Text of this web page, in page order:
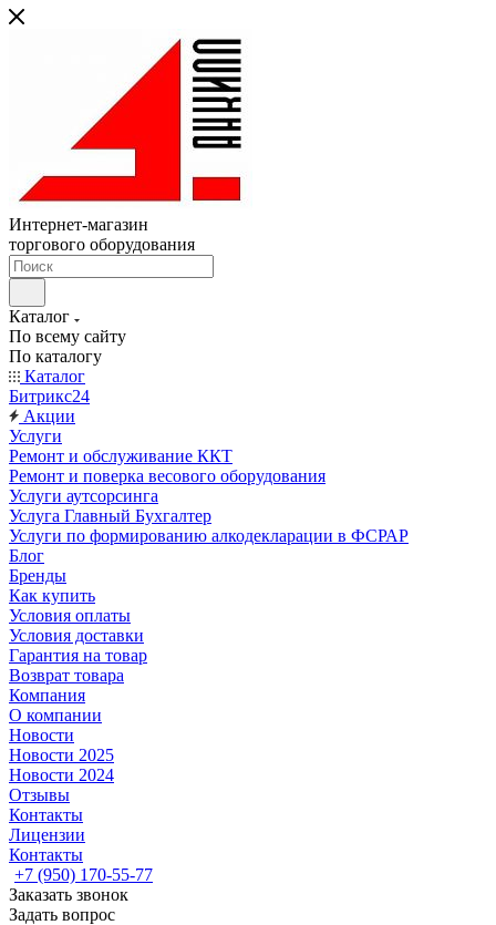
Интернет-магазин
торгового оборудования
Каталог
По всему сайту
По каталогу
Каталог
Битрикс24
Акции
Услуги
Ремонт и обслуживание ККТ
Ремонт и поверка весового оборудования
Услуги аутсорсинга
Услуга Главный Бухгалтер
Услуги по формированию алкодекларации в ФСРАР
Блог
Бренды
Как купить
Условия оплаты
Условия доставки
Гарантия на товар
Возврат товара
Компания
О компании
Новости
Новости 2025
Новости 2024
Отзывы
Контакты
Лицензии
Контакты
+7 (950) 170-55-77
Заказать звонок
Задать вопрос